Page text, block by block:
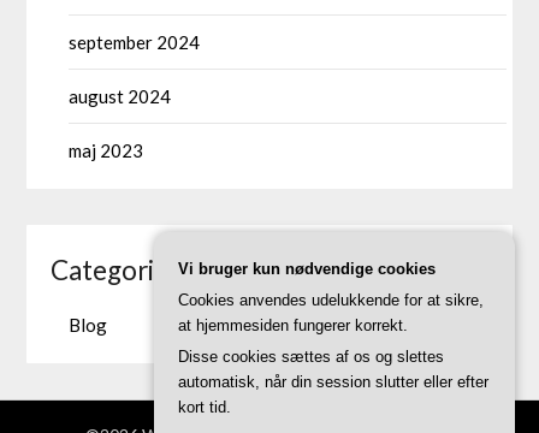
september 2024
august 2024
maj 2023
Categories
Blog
Vi bruger kun nødvendige cookies
Cookies anvendes udelukkende for at sikre,
at hjemmesiden fungerer korrekt.
Disse cookies sættes af os og slettes
automatisk, når din session slutter eller efter
kort tid.